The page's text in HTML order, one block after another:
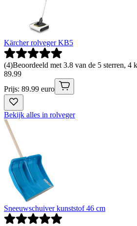
Kärcher rolveger KB5
(4)Beoordeeld met 3.8 van de 5 sterren, 4
89.99
Prijs: 89.99 euro
Bekijk alles in rolveger
Sneeuwschuiver kunststof 46 cm